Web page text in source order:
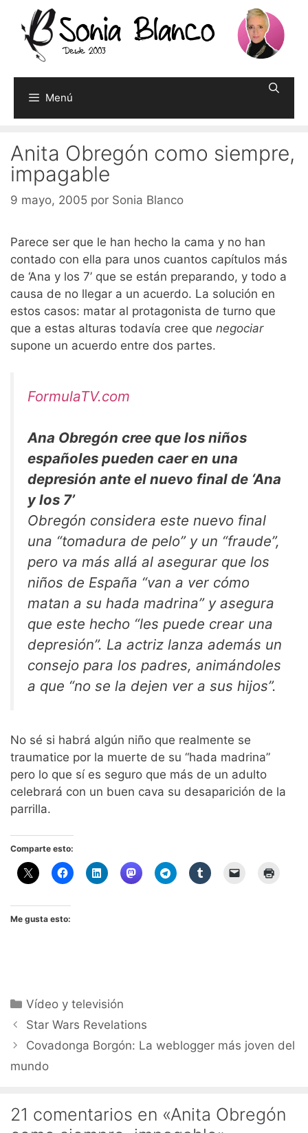
contenido
Menú
Anita Obregón como siempre,
impagable
9 mayo, 2005 por Sonia Blanco
Parece ser que le han hecho la cama y no han
contado con ella para unos cuantos capítulos más
de ‘Ana y los 7’ que se están preparando, y todo a
causa de no llegar a un acuerdo. La solución en
estos casos: matar al protagonista de turno que
que a estas alturas todavía cree que negociar
supone un acuerdo entre dos partes.
FormulaTV.com
Ana Obregón cree que los niños
españoles pueden caer en una
depresión ante el nuevo final de ‘Ana
y los 7’
Obregón considera este nuevo final
una “tomadura de pelo” y un “fraude”,
pero va más allá al asegurar que los
niños de España “van a ver cómo
matan a su hada madrina” y asegura
que este hecho “les puede crear una
depresión”. La actriz lanza además un
consejo para los padres, animándoles
a que “no se la dejen ver a sus hijos”.
No sé si habrá algún niño que realmente se
traumatice por la muerte de su “hada madrina”
pero lo que sí es seguro que más de un adulto
celebrará con un buen cava su desaparición de la
parrilla.
Comparte esto:
Me gusta esto:
Categorías
Vídeo y televisión
Star Wars Revelations
Covadonga Borgón: La weblogger más joven del
mundo
21 comentarios en «Anita Obregón